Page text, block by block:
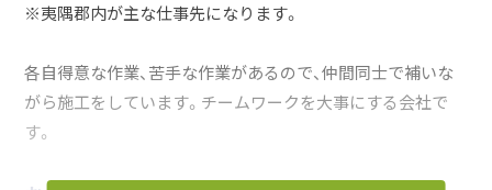
※夷隅郡内が主な仕事先になります。
各自得意な作業、苦手な作業があるので、仲間同士で補いな
がら施工をしています。チームワークを大事にする会社で
す。